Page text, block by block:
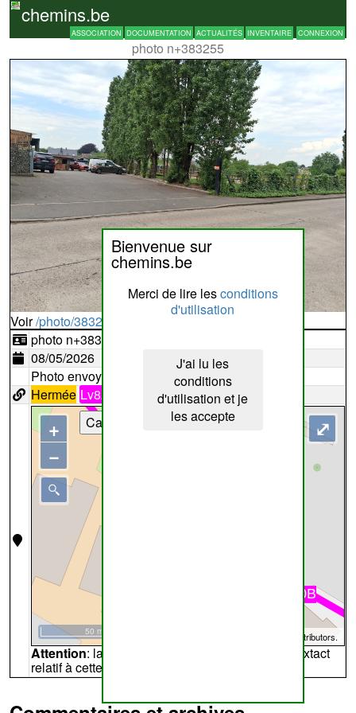
chemins.be
ASSOCIATION DOCUMENTATION ACTUALITÉS INVENTAIRE CONNEXION
photo n+383255
Bienvenue sur
chemins.be
Merci de lire lesconditions
d'utilisation
J'ai lu les
conditions
d'utilisation et je
les accepte
Voir/photo/383255?typ=d
photo n+383255
08/05/2026
Photo envoyée par
JanNyssen
Hermée Lv820B
contributors.
50 m
+
−
⤢
Cartes
Attention: la carte peut ne pas refléter l'endroit extact
relatif à cette archive